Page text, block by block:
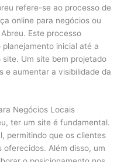
refere-se ao processo de
online para negócios ou
Este processo
inicial até a
Um site bem projetado
e aumentar a visibilidade da
Negócios Locais
ter um site é fundamental.
permitindo que os clientes
Além disso, um